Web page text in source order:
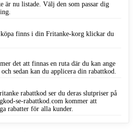
är nu listade. Välj den som passar dig
finns i din Fritanke-korg klickar du
det att finnas en ruta där du kan ange
sedan kan du applicera din rabattkod.
rabattkod ser du deras slutpriser på
se-rabattkod.com kommer att
rabatter för alla kunder.